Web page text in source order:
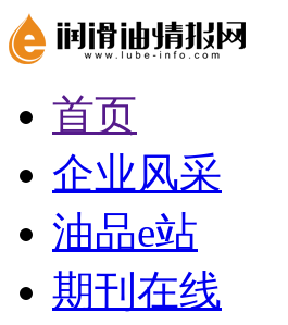
首页
企业风采
油品e站
期刊在线